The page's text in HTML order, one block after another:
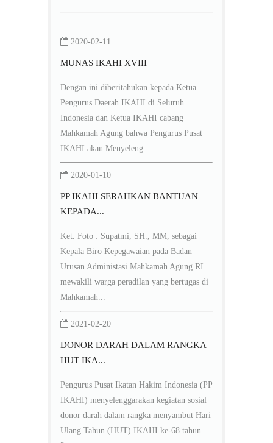
2020-02-11
MUNAS IKAHI XVIII
Dengan ini diberitahukan kepada Ketua
Pengurus Daerah IKAHI di Seluruh
Indonesia dan Ketua IKAHI cabang
Mahkamah Agung bahwa Pengurus Pusat
IKAHI akan Menyeleng...
2020-01-10
PP IKAHI SERAHKAN BANTUAN
KEPADA...
Ket. Foto : Supatmi, SH., MM, sebagai
Kepala Biro Kepegawaian pada Badan
Urusan Administasi Mahkamah Agung RI
mewakili warga peradilan yang bertugas di
Mahkamah...
2021-02-20
DONOR DARAH DALAM RANGKA
HUT IKA...
Pengurus Pusat Ikatan Hakim Indonesia (PP
IKAHI) menyelenggarakan kegiatan sosial
donor darah dalam rangka menyambut Hari
Ulang Tahun (HUT) IKAHI ke-68 tahun